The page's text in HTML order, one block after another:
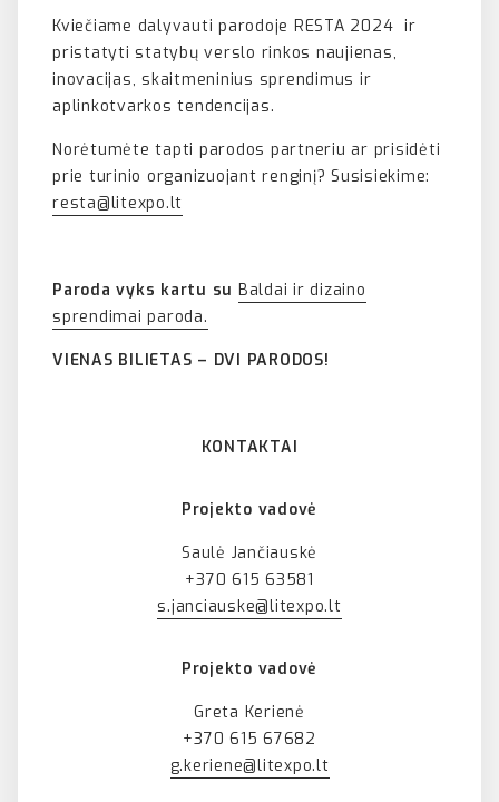
Kviečiame dalyvauti parodoje RESTA 2024 ir
pristatyti statybų verslo rinkos naujienas,
inovacijas, skaitmeninius sprendimus ir
aplinkotvarkos tendencijas.
Norėtumėte tapti parodos partneriu ar prisidėti
prie turinio organizuojant renginį? Susisiekime:
resta@litexpo.lt
Paroda vyks kartu su Baldai ir dizaino
sprendimai paroda.
VIENAS BILIETAS – DVI PARODOS!
KONTAKTAI
Projekto vadovė
Saulė Jančiauskė
+370 615 63581
s.janciauske@litexpo.lt
Projekto vadovė
Greta Kerienė
+370 615 67682
g.keriene@litexpo.lt